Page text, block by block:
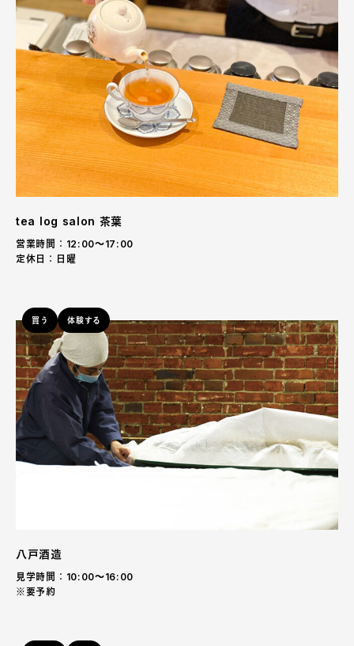
tea log salon 茶葉
営業時間：12:00〜17:00
定休日：日曜
買う 体験する
八戸酒造
見学時間：10:00〜16:00
※要予約